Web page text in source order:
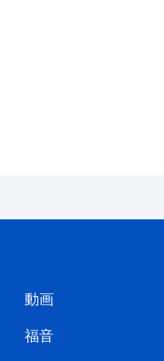
れていました。キ
き従い、キリスト
出現と言葉によ
る結論、および審
動画
福音